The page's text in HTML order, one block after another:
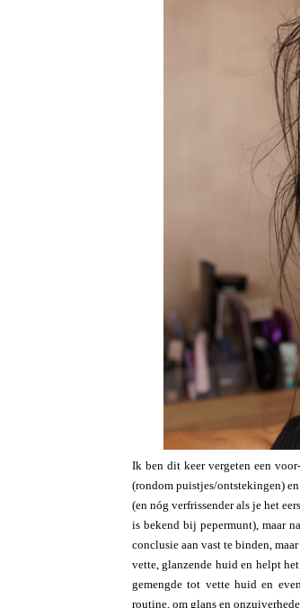
Ik ben dit keer vergeten een
(rondom puistjes/ontstekingen)
(en nóg verfrissender als je het
is bekend bij pepermunt), maar
conclusie aan vast te binden,
vette, glanzende huid en helpt
gemengde tot vette huid en
routine, om glans en